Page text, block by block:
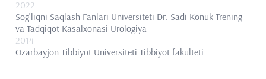
2022
Sog'liqni Saqlash Fanlari Universiteti Dr. Sadi Konuk Trening
va Tadqiqot Kasalxonasi Urologiya
2014
Ozarbayjon Tibbiyot Universiteti Tibbiyot fakulteti